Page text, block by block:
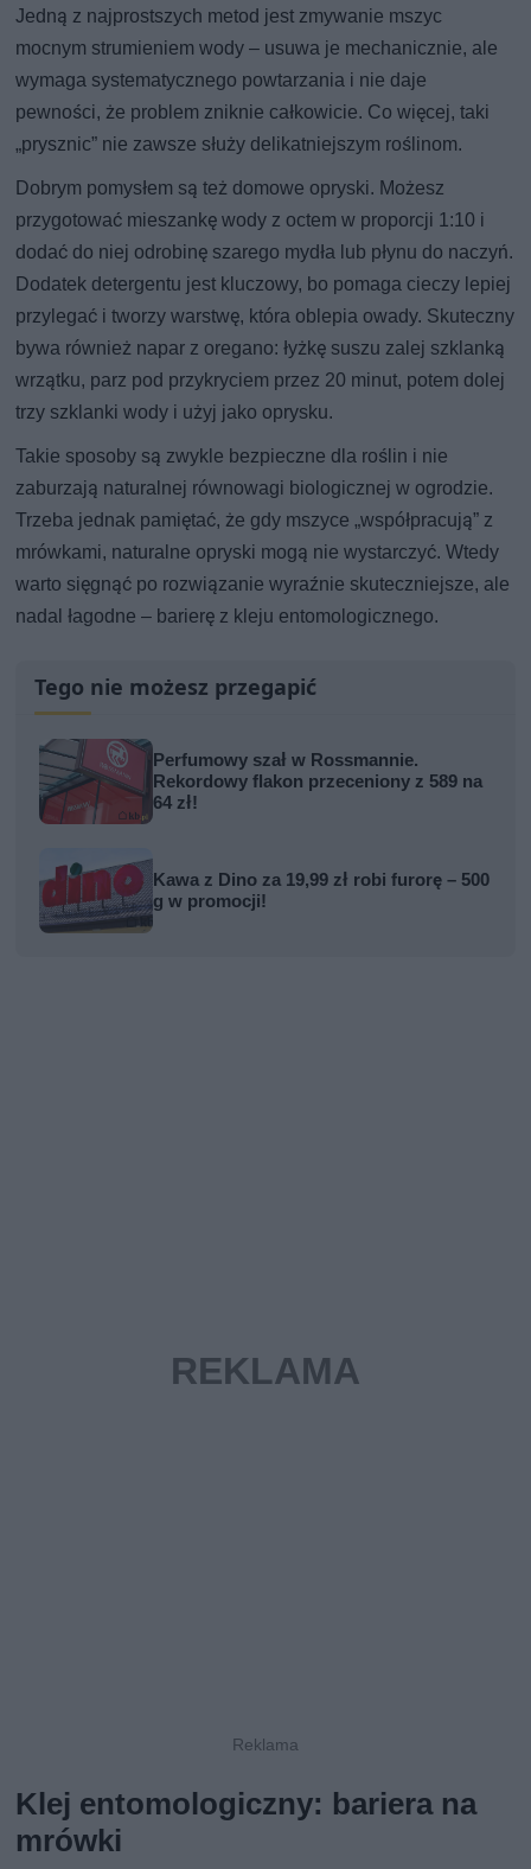
Jedną z najprostszych metod jest zmywanie mszyc
mocnym strumieniem wody – usuwa je mechanicznie, ale
wymaga systematycznego powtarzania i nie daje
pewności, że problem zniknie całkowicie. Co więcej, taki
„prysznic” nie zawsze służy delikatniejszym roślinom.
Dobrym pomysłem są też domowe opryski. Możesz
przygotować mieszankę wody z octem w proporcji 1:10 i
dodać do niej odrobinę szarego mydła lub płynu do naczyń.
Dodatek detergentu jest kluczowy, bo pomaga cieczy lepiej
przylegać i tworzy warstwę, która oblepia owady. Skuteczny
bywa również napar z oregano: łyżkę suszu zalej szklanką
wrzątku, parz pod przykryciem przez 20 minut, potem dolej
trzy szklanki wody i użyj jako oprysku.
Takie sposoby są zwykle bezpieczne dla roślin i nie
zaburzają naturalnej równowagi biologicznej w ogrodzie.
Trzeba jednak pamiętać, że gdy mszyce „współpracują” z
mrówkami, naturalne opryski mogą nie wystarczyć. Wtedy
warto sięgnąć po rozwiązanie wyraźnie skuteczniejsze, ale
nadal łagodne – barierę z kleju entomologicznego.
Tego nie możesz przegapić
Perfumowy szał w Rossmannie.
Rekordowy flakon przeceniony z 589 na
64 zł!
Kawa z Dino za 19,99 zł robi furorę – 500
g w promocji!
Klej entomologiczny: bariera na
mrówki